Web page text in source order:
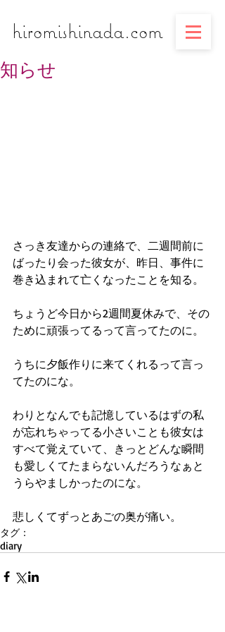
​​​​​​​hiromishinada.com
知らせ
さっき友達からの連絡で、二週間前に
ばったり会った彼女が、昨日、事件に
巻き込まれて亡くなったことを知る。
ちょうど今日から2週間夏休みで、その
ために頑張ってるって言ってたのに。
うちに夕飯作りに来てくれるって言っ
てたのにな。
わりとなんでも記憶しているはずの私
が忘れちゃってる小さいことも彼女は
すべて覚えていて、きっとどんな瞬間
も愛しくてたまらないんだろうなぁと
うらやましかったのにな。
悲しくてずっとあごの奥が痛い。
タグ：
diary